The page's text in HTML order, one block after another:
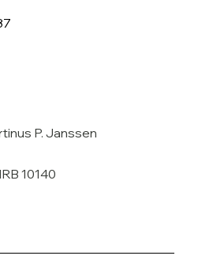
P. Janssen
10140